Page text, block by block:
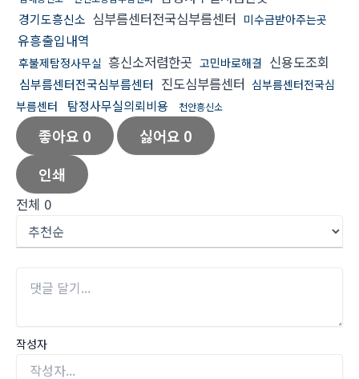
경기도흥신소 심부름센터전국심부름센터 미수금받아주는곳
유흥출입내역
후불제탐정사무실 흥신소저렴한곳 고민바로해결 신용도조회
심부름센터전국심부름센터 진도심부름센터 심부름센터전국심
부름센터
탐정사무실의뢰비용 천안흥신소
좋아요 0 싫어요 0
인쇄
전체 0
작성자